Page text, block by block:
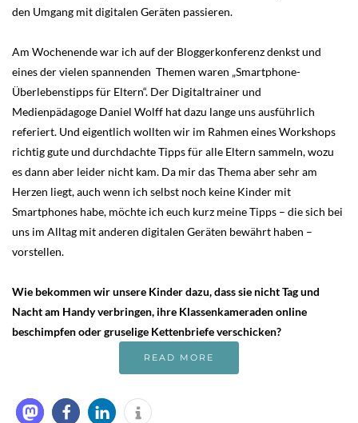
den Umgang mit digitalen Geräten passieren.
Am Wochenende war ich auf der Bloggerkonferenz denkst und
eines der vielen spannenden Themen waren „Smartphone-
Überlebenstipps für Eltern“. Der Digitaltrainer und
Medienpädagoge Daniel Wolff hat dazu lange uns ausführlich
referiert. Und eigentlich wollten wir im Rahmen eines Workshops
richtig gute und durchdachte Tipps für alle Eltern sammeln, wozu
es dann aber leider nicht kam. Da mir das Thema aber sehr am
Herzen liegt, auch wenn ich selbst noch keine Kinder mit
Smartphones habe, möchte ich euch kurz meine Tipps – die sich bei
uns im Alltag mit anderen digitalen Geräten bewährt haben –
vorstellen.
Wie bekommen wir unsere Kinder dazu, dass sie nicht Tag und
Nacht am Handy verbringen, ihre Klassenkameraden online
beschimpfen oder gruselige Kettenbriefe verschicken?
READ MORE